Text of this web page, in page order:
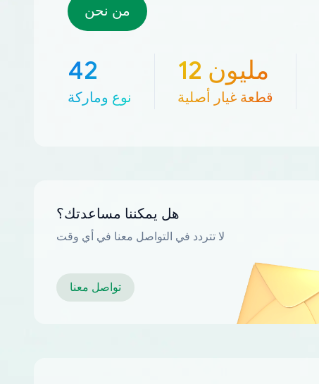
من نحن
42
نوع وماركة
12 مليون
قطعة غيار أصلية
هل يمكننا مساعدتك؟
لا تتردد في التواصل معنا في أي وقت
تواصل معنا